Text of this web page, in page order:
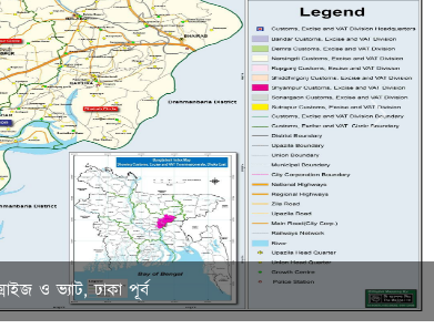
ও ভ্যাট, ঢাকা পূর্ব
Next